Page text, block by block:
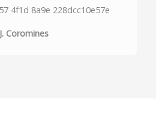
J. Coromines